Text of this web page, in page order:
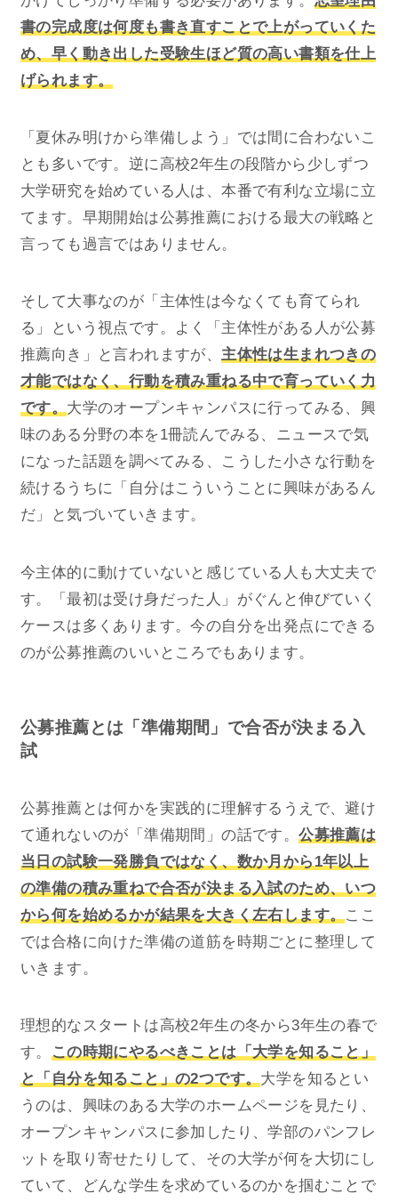
書の完成度は何度も書き直すことで上がっていくた
め、早く動き出した受験生ほど質の高い書類を仕上
げられます。
「夏休み明けから準備しよう」では間に合わないこ
とも多いです。逆に高校2年生の段階から少しずつ
大学研究を始めている人は、本番で有利な立場に立
てます。早期開始は公募推薦における最大の戦略と
言っても過言ではありません。
そして大事なのが「主体性は今なくても育てられ
る」という視点です。よく「主体性がある人が公募
推薦向き」と言われますが、主体性は生まれつきの
才能ではなく、行動を積み重ねる中で育っていく力
です。大学のオープンキャンパスに行ってみる、興
味のある分野の本を1冊読んでみる、ニュースで気
になった話題を調べてみる、こうした小さな行動を
続けるうちに「自分はこういうことに興味があるん
だ」と気づいていきます。
今主体的に動けていないと感じている人も大丈夫で
す。「最初は受け身だった人」がぐんと伸びていく
ケースは多くあります。今の自分を出発点にできる
のが公募推薦のいいところでもあります。
公募推薦とは「準備期間」で合否が決まる入
試
公募推薦とは何かを実践的に理解するうえで、避け
て通れないのが「準備期間」の話です。公募推薦は
当日の試験一発勝負ではなく、数か月から1年以上
の準備の積み重ねで合否が決まる入試のため、いつ
から何を始めるかが結果を大きく左右します。ここ
では合格に向けた準備の道筋を時期ごとに整理して
いきます。
理想的なスタートは高校2年生の冬から3年生の春で
す。 この時期にやるべきことは「大学を知ること」
と「自分を知ること」の2つです。大学を知るとい
うのは、興味のある大学のホームページを見たり、
オープンキャンパスに参加したり、学部のパンフレ
ットを取り寄せたりして、その大学が何を大切にし
ていて、どんな学生を求めているのかを掴むことで